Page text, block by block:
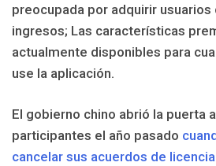
preocupada por adquirir
ingresos; Las características
actualmente disponibles para
use la aplicación.
El gobierno chino abrió la puerta
participantes el año pasado
cancelar sus acuerdos de